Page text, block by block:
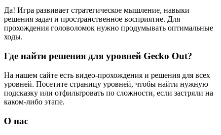
Да! Игра развивает стратегическое мышление, навыки
решения задач и пространственное восприятие. Для
прохождения головоломок нужно продумывать оптимальные
ходы.
Где найти решения для уровней Gecko Out?
На нашем сайте есть видео-прохождения и решения для всех
уровней. Посетите страницу уровней, чтобы найти нужную
подсказку или отфильтровать по сложности, если застряли на
каком-либо этапе.
О нас